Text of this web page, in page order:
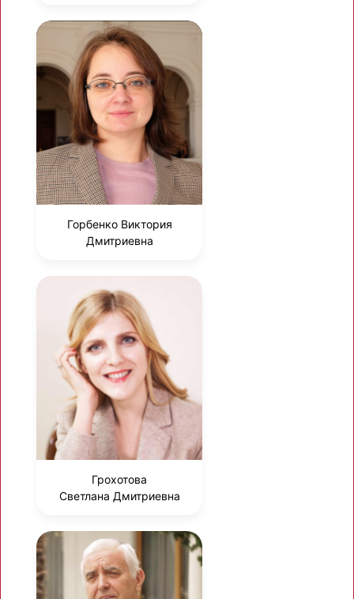
Горбенко Виктория
Дмитриевна
Грохотова
Светлана Дмитриевна